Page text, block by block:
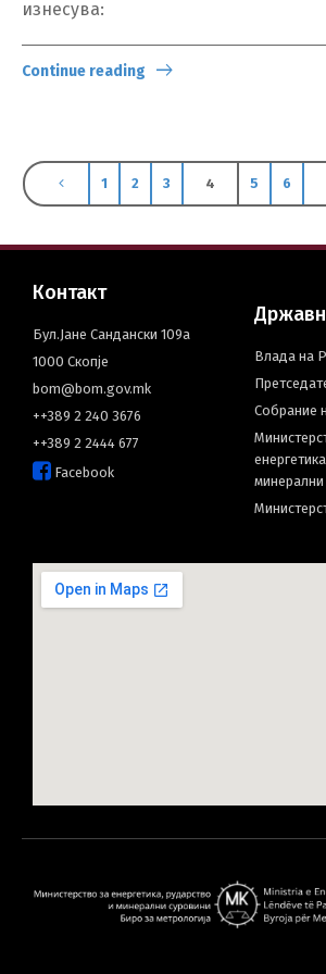
изнесува:
Continue reading
1 2 3 4 5 6
Контакт
Бул.Јане Сандански 109а
1000 Скопје
bom@bom.gov.mk
++389 2 240 3676
++389 2 2444 677
Facebook
Влада на
Собрание
минерални